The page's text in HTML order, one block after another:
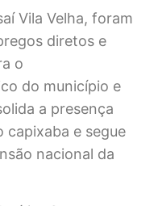
Vila Velha, foram
diretos e
o
do município e
a presença
capixaba e segue
nacional da